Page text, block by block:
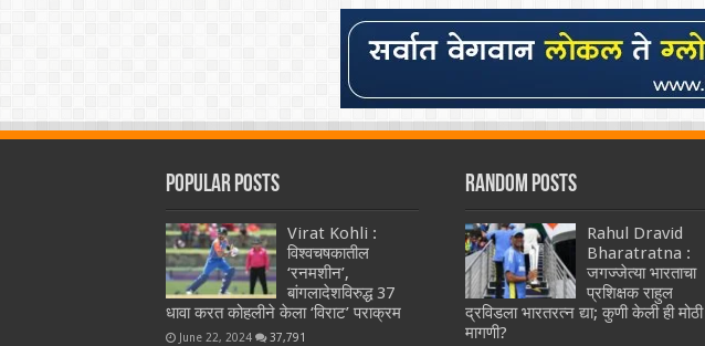
Popular Posts
Virat Kohli :
विश्वचषकातील
‘रनमशीन’,
बांगलादेशविरुद्ध 37
धावा करत कोहलीने केला ‘विराट’ पराक्रम
June 22, 2024 37,791
Random Posts
Rahul Dravid
Bharatratna :
जगज्जेत्या भारताचा
प्रशिक्षक राहुल
द्रविडला भारतरत्न द्या; कुणी केली ही मोठी
मागणी?